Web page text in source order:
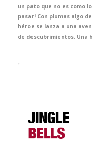
un pato que no es como
pasar! Con plumas algo
héroe se lanza a una